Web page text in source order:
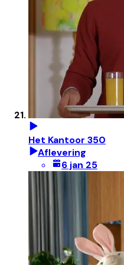
Het Kantoor 350
Aflevering
6 jan 25